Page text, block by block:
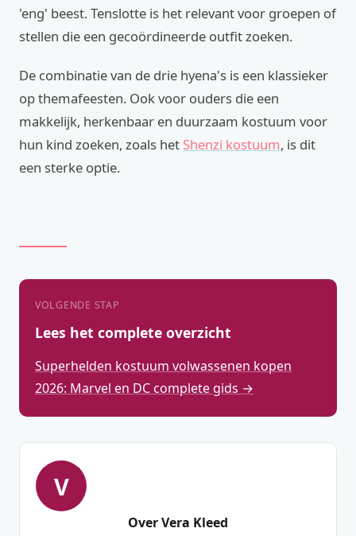
'eng' beest. Tenslotte is het relevant voor groepen of
stellen die een gecoördineerde outfit zoeken.
De combinatie van de drie hyena's is een klassieker
op themafeesten. Ook voor ouders die een
makkelijk, herkenbaar en duurzaam kostuum voor
hun kind zoeken, zoals het Shenzi kostuum, is dit
een sterke optie.
VOLGENDE STAP
Lees het complete overzicht
Superhelden kostuum volwassenen kopen
2026: Marvel en DC complete gids →
V
Over Vera Kleed